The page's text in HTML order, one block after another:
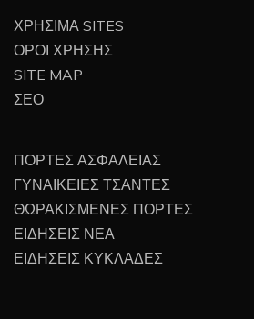
ΧΡΗΣΙΜΑ SITES
ΟΡΟΙ ΧΡΗΣΗΣ
SITE MAP
ΣΕΟ
ΠΟΡΤΕΣ ΑΣΦΑΛΕΙΑΣ
ΓΥΝΑΙΚΕΙΕΣ ΤΣΑΝΤΕΣ
ΘΩΡΑΚΙΣΜΕΝΕΣ ΠΟΡΤΕΣ
ΕΙΔΗΣΕΙΣ ΝΕΑ
ΕΙΔΗΣΕΙΣ ΚΥΚΛΑΔΕΣ